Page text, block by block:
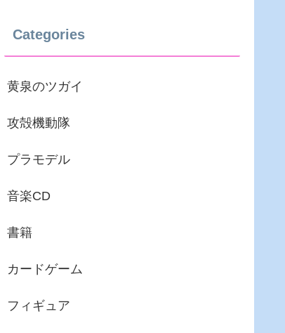
Categories
黄泉のツガイ
攻殻機動隊
プラモデル
音楽CD
書籍
カードゲーム
フィギュア